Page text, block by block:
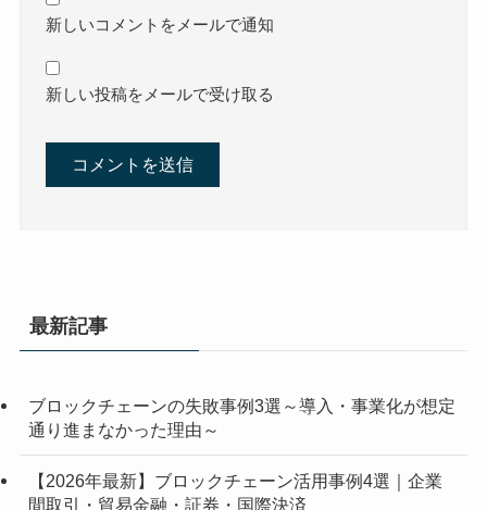
新しいコメントをメールで通知
新しい投稿をメールで受け取る
最新記事
ブロックチェーンの失敗事例3選～導入・事業化が想定
通り進まなかった理由～
【2026年最新】ブロックチェーン活用事例4選｜企業
間取引・貿易金融・証券・国際決済